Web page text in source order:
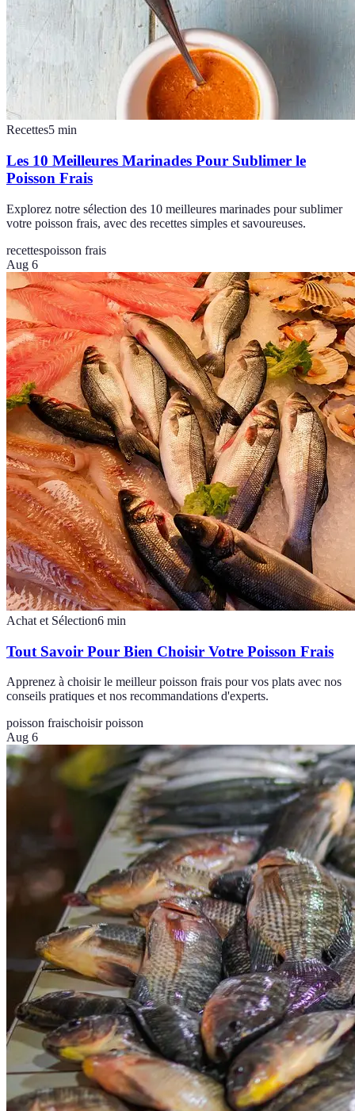
Recettes5 min
Les 10 Meilleures Marinades Pour Sublimer le
Poisson Frais
Explorez notre sélection des 10 meilleures marinades pour sublimer
votre poisson frais, avec des recettes simples et savoureuses.
recettespoisson frais
Aug 6
Achat et Sélection6 min
Tout Savoir Pour Bien Choisir Votre Poisson Frais
Apprenez à choisir le meilleur poisson frais pour vos plats avec nos
conseils pratiques et nos recommandations d'experts.
poisson fraischoisir poisson
Aug 6